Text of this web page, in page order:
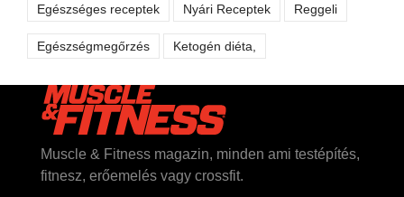
Egészséges receptek Nyári Receptek Reggeli
Egészségmegőrzés Ketogén diéta,
Muscle & Fitness magazin, minden ami testépítés,
fitnesz, erőemelés vagy crossfit.